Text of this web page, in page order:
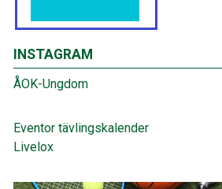
INSTAGRAM
ÅOK-Ungdom
Eventor tävlingskalender
Livelox